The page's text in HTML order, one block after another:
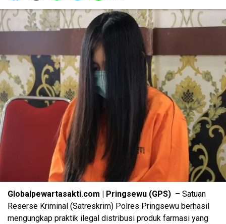
Globalpewartasakti.com | Pringsewu (GPS) – Satuan
Reserse Kriminal (Satreskrim) Polres Pringsewu berhasil
mengungkap praktik ilegal distribusi produk farmasi yang